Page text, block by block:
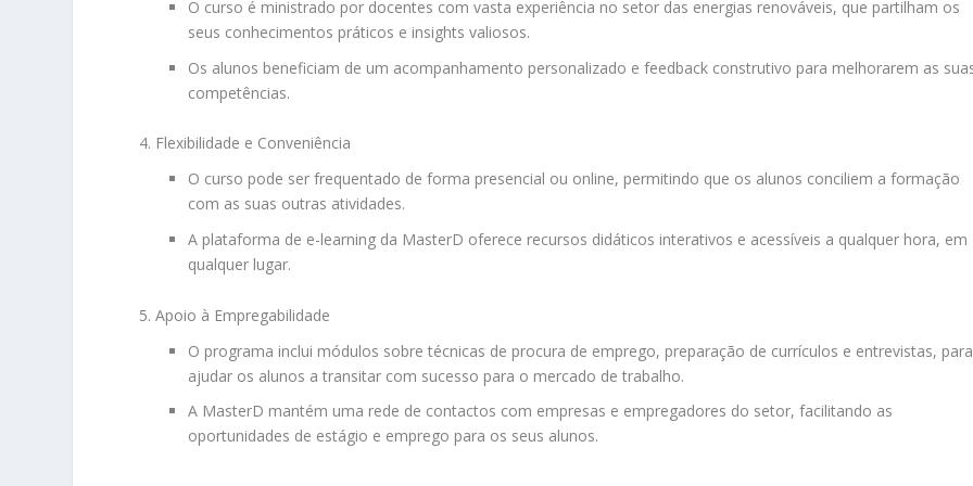
O curso é ministrado por docentes com vasta experiência no setor das energias renováveis, que partilham os
seus conhecimentos práticos e insights valiosos.
Os alunos beneficiam de um acompanhamento personalizado e feedback construtivo para melhorarem as
competências.
Flexibilidade e Conveniência
O curso pode ser frequentado de forma presencial ou online, permitindo que os alunos conciliem a formação
com as suas outras atividades.
A plataforma de e-learning da MasterD oferece recursos didáticos interativos e acessíveis a qualquer hora, em
qualquer lugar.
Apoio à Empregabilidade
O programa inclui módulos sobre técnicas de procura de emprego, preparação de currículos e entrevistas, para
ajudar os alunos a transitar com sucesso para o mercado de trabalho.
A MasterD mantém uma rede de contactos com empresas e empregadores do setor, facilitando as
oportunidades de estágio e emprego para os seus alunos.